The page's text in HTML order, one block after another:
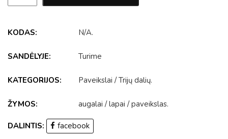
KODAS: N/A.
SANDĖLYJE: Turime
KATEGORIJOS: Paveikslai /Trijų dalių.
ŽYMOS: augalai /lapai /paveikslas.
DALINTIS: facebook